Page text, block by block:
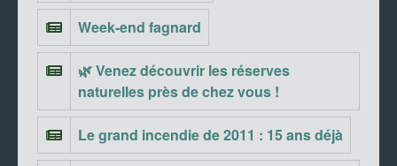
Week-end fagnard
🌿 Venez découvrir les réserves
naturelles près de chez vous !
Le grand incendie de 2011 : 15 ans déjà